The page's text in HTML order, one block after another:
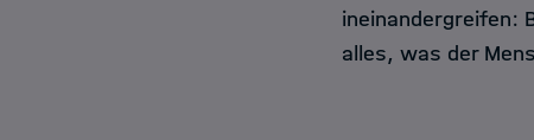
ineinandergreifen:
alles, was der